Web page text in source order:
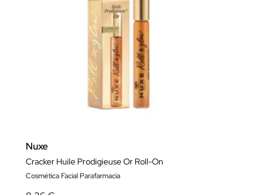
Nuxe
Cracker Huile Prodigieuse Or Roll-On
Cosmética Facial Parafarmacia